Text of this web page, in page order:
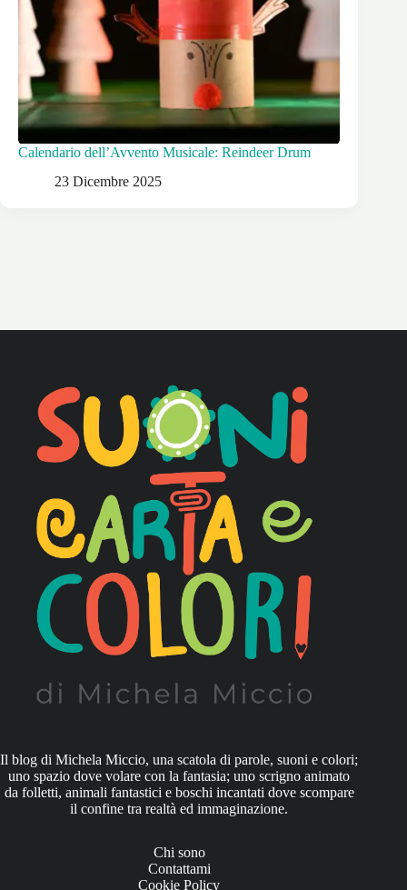
Calendario dell’Avvento Musicale: Reindeer Drum
23 Dicembre 2025
Il blog di Michela Miccio, una scatola di parole, suoni e colori;
uno spazio dove volare con la fantasia; uno scrigno animato
da folletti, animali fantastici e boschi incantati dove scompare
il confine tra realtà ed immaginazione.
Chi sono
Contattami
Cookie Policy